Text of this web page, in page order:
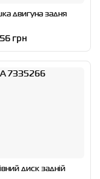
двигуна задня
грн
диск задній